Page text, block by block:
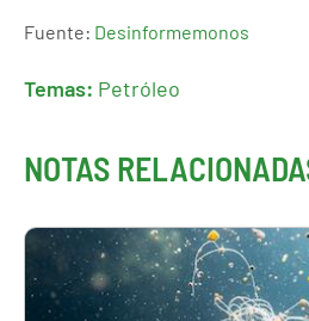
Fuente: Desinformemonos
Temas: Petróleo
NOTAS